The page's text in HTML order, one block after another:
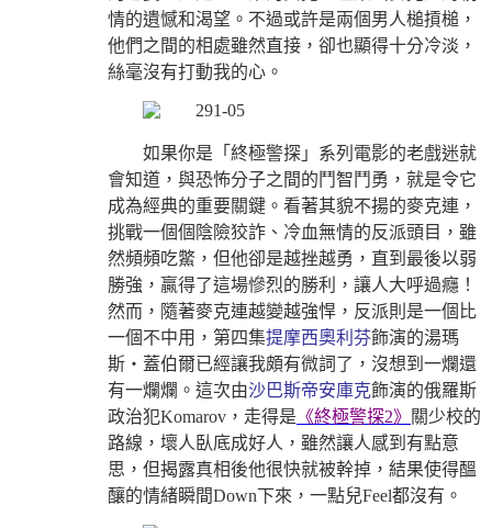
情的遺憾和渴望。不過或許是兩個男人槌摃槌，
他們之間的相處雖然直接，卻也顯得十分冷淡，
絲毫沒有打動我的心。
如果你是「終極警探」系列電影的老戲迷就
會知道，與恐怖分子之間的鬥智鬥勇，就是令它
成為經典的重要關鍵。看著其貌不揚的麥克連，
挑戰一個個陰險狡詐、冷血無情的反派頭目，雖
然頻頻吃鱉，但他卻是越挫越勇，直到最後以弱
勝強，贏得了這場慘烈的勝利，讓人大呼過癮！
然而，隨著麥克連越變越強悍，反派則是一個比
一個不中用，第四集提摩西奧利芬飾演的湯瑪
斯‧蓋伯爾已經讓我頗有微詞了，沒想到一爛還
有一爛爛。這次由沙巴斯帝安庫克飾演的俄羅斯
政治犯Komarov，走得是 《終極警探2》 關少校的
路線，壞人臥底成好人，雖然讓人感到有點意
思，但揭露真相後他很快就被幹掉，結果使得醞
釀的情緒瞬間Down下來，一點兒Feel都沒有。